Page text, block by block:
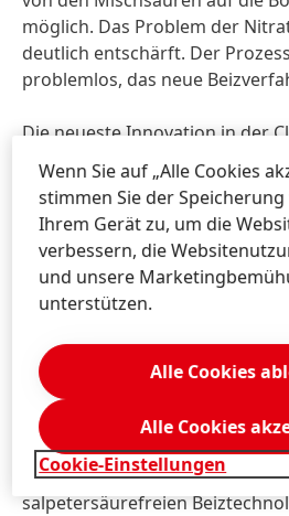
möglich. Das Problem der
deutlich entschärft. Der
problemlos, das neue
Die neueste Innovation in der
Systeme zur
Technologie noch
Die von Henkel angebotenen
Zwecke, primär geht es
Produktionssystem
reduzieren und verbrauchte
zu recyceln. Kunden können
erhebliche Verbrauchskosten
ökologischen Fußabdruck
Die Bonderite C-CP-
1990er-Jahren auf dem Markt.
Henkels auf die steigende
salpetersäurefreien
Wenn Sie auf „Alle Cookies
stimmen Sie der
Ihrem Gerät zu, um die
verbessern, die
und unsere
unterstützen.
Cookie-Einstellungen
Alle Cookies
Alle Cookies